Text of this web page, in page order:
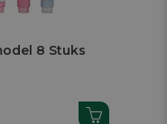
8 Stuks